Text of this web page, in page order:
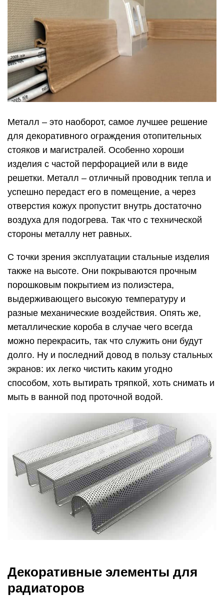
Металл – это наоборот, самое лучшее решение
для декоративного ограждения отопительных
стояков и магистралей. Особенно хороши
изделия с частой перфорацией или в виде
решетки. Металл – отличный проводник тепла и
успешно передаст его в помещение, а через
отверстия кожух пропустит внутрь достаточно
воздуха для подогрева. Так что с технической
стороны металлу нет равных.
С точки зрения эксплуатации стальные изделия
также на высоте. Они покрываются прочным
порошковым покрытием из полиэстера,
выдерживающего высокую температуру и
разные механические воздействия. Опять же,
металлические короба в случае чего всегда
можно перекрасить, так что служить они будут
долго. Ну и последний довод в пользу стальных
экранов: их легко чистить каким угодно
способом, хоть вытирать тряпкой, хоть снимать и
мыть в ванной под проточной водой.
Декоративные элементы для
радиаторов